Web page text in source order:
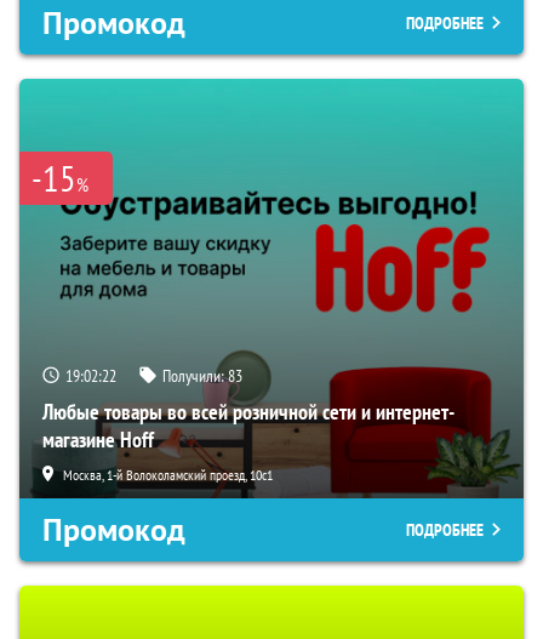
Промокод ПОДРОБНЕЕ
-15%
19:02:21 Получили:83
Любые товары во всей розничной сети и интернет-
магазине Hoff
Москва, 1-й Волоколамский проезд, 10с1
Промокод ПОДРОБНЕЕ